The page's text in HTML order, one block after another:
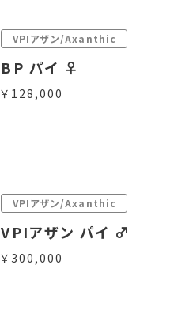
VPIアザン/Axanthic
BP パイ ♀
￥128,000
VPIアザン/Axanthic
VPIアザン パイ ♂
￥300,000